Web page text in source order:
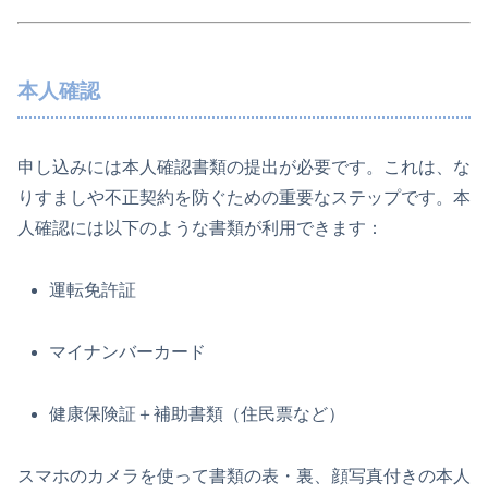
本人確認
申し込みには本人確認書類の提出が必要です。これは、な
りすましや不正契約を防ぐための重要なステップです。本
人確認には以下のような書類が利用できます：
運転免許証
マイナンバーカード
健康保険証＋補助書類（住民票など）
スマホのカメラを使って書類の表・裏、顔写真付きの本人